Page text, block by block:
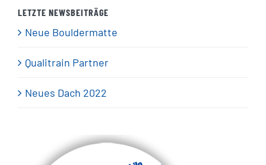
LETZTE NEWSBEITRÄGE
Neue Bouldermatte
Qualitrain Partner
Neues Dach 2022